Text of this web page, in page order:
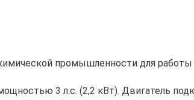
промышленности для
3 л.с. (2,2 кВт). Двигатель